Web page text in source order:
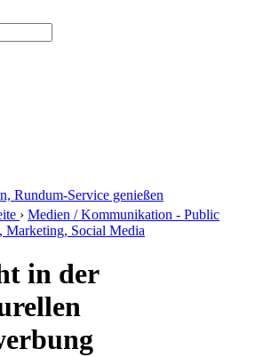
Rundum-Service genießen
› Medien / Kommunikation - Public
Marketing, Social Media
in der